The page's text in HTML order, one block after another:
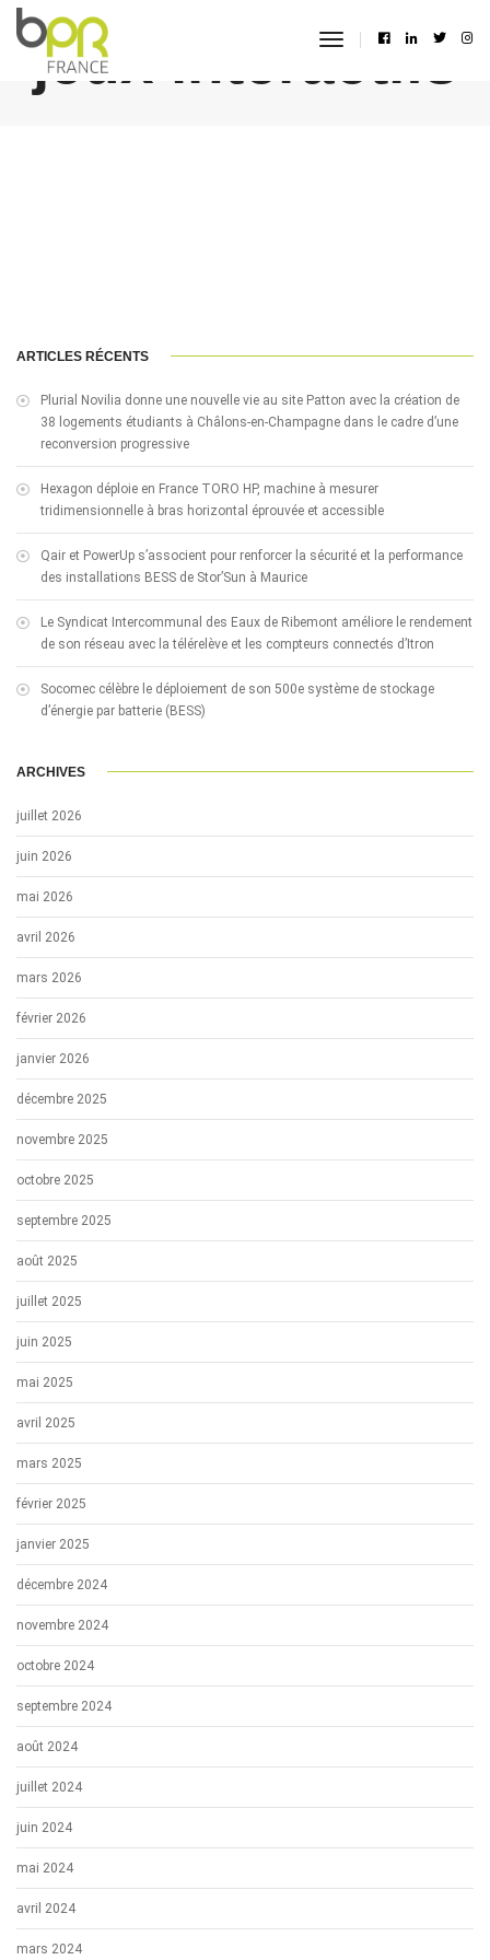
toggle
jeux interactifs
ARTICLES RÉCENTS
Plurial Novilia donne une nouvelle vie au site Patton avec la création de
38 logements étudiants à Châlons-en-Champagne dans le cadre d’une
reconversion progressive
Hexagon déploie en France TORO HP, machine à mesurer
tridimensionnelle à bras horizontal éprouvée et accessible
Qair et PowerUp s’associent pour renforcer la sécurité et la performance
des installations BESS de Stor’Sun à Maurice
Le Syndicat Intercommunal des Eaux de Ribemont améliore le rendement
de son réseau avec la télérelève et les compteurs connectés d’Itron
Socomec célèbre le déploiement de son 500e système de stockage
d’énergie par batterie (BESS)
ARCHIVES
juillet 2026
juin 2026
mai 2026
avril 2026
mars 2026
février 2026
janvier 2026
décembre 2025
novembre 2025
octobre 2025
septembre 2025
août 2025
juillet 2025
juin 2025
mai 2025
avril 2025
mars 2025
février 2025
janvier 2025
décembre 2024
novembre 2024
octobre 2024
septembre 2024
août 2024
juillet 2024
juin 2024
mai 2024
avril 2024
mars 2024